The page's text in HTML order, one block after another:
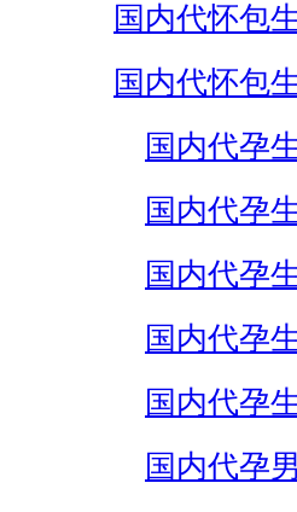
国内代怀包
国内代怀包
国内代孕
国内代孕
国内代孕
国内代孕
国内代孕
国内代孕